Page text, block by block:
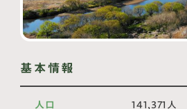
基本情報
人口 141,371人